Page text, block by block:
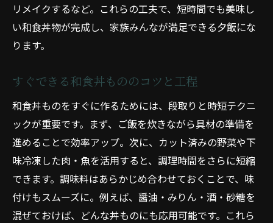
リメイクするなど。これらの工夫で、短時間でも美味し
い和食丼物が完成し、家族みんなが満足できる夕飯にな
ります。
すぐできる和食丼もののコツと工程
和食丼ものをすぐに作るためには、段取りと時短テクニ
ックが重要です。まず、ご飯を炊きながら具材の準備を
進めることで効率アップ。次に、カット済みの野菜や下
味冷凍した肉・魚を活用すると、調理時間をさらに短縮
できます。調味料はあらかじめ合わせておくことで、味
付けもスムーズに。例えば、醤油・みりん・酒・砂糖を
混ぜておけば、どんな丼ものにも応用可能です。これら